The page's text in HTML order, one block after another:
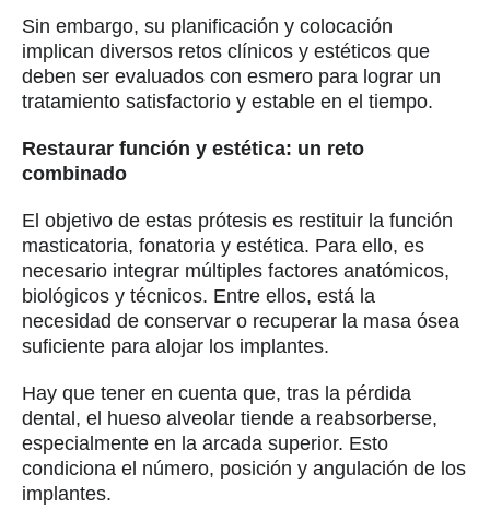
Sin embargo, su planificación y colocación
implican diversos retos clínicos y estéticos que
deben ser evaluados con esmero para lograr un
tratamiento satisfactorio y estable en el tiempo.
Restaurar función y estética: un reto
combinado
El objetivo de estas prótesis es restituir la función
masticatoria, fonatoria y estética. Para ello, es
necesario integrar múltiples factores anatómicos,
biológicos y técnicos. Entre ellos, está la
necesidad de conservar o recuperar la masa ósea
suficiente para alojar los implantes.
Hay que tener en cuenta que, tras la pérdida
dental, el hueso alveolar tiende a reabsorberse,
especialmente en la arcada superior. Esto
condiciona el número, posición y angulación de los
implantes.